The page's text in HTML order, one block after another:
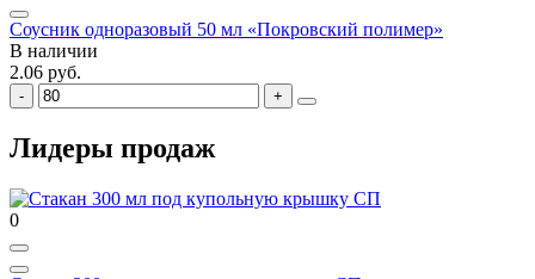
Соусник одноразовый 50 мл «Покровский полимер»
В наличии
2.06 руб.
Лидеры продаж
0